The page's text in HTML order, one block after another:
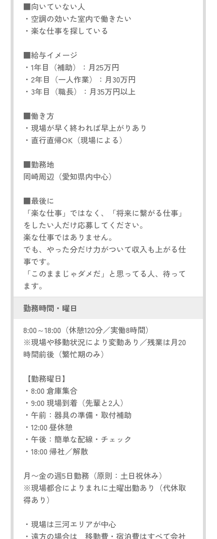
■向いていない人
・空調の効いた室内で働きたい
・楽な仕事を探している
■給与イメージ
・1年目（補助）：月25万円
・2年目（一人作業）：月30万円
・3年目（職長）：月35万円以上
■働き方
・現場が早く終われば早上がりあり
・直行直帰OK（現場による）
■勤務地
岡崎周辺（愛知県内中心）
■最後に
「楽な仕事」ではなく、「将来に繋がる仕事」
をしたい人だけ応募してください。
楽な仕事ではありません。
でも、やった分だけ力がついて収入も上がる仕
事です。
「このままじゃダメだ」と思ってる人、待って
ます。
勤務時間・曜日
8:00～18:00（休憩120分／実働8時間）
※現場や移動状況により変動あり／残業は月20
時間前後（繁忙期のみ）
【勤務曜日】
・8:00 倉庫集合
・9:00 現場到着（先輩と2人）
・午前：器具の準備・取付補助
・12:00 昼休憩
・午後：簡単な配線・チェック
・18:00 帰社／解散
月〜金の週5日勤務（原則：土日祝休み）
※現場都合によりまれに土曜出勤あり（代休取
得あり）
・現場は三河エリアが中心
・遠方の場合は 移動費・宿泊費はすべて会社